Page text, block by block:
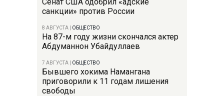
санкции» против России
8 АВГУСТА ОБЩЕСТВО
На 87-м году жизни скончался актер
Абдуманнон Убайдуллаев
7 АВГУСТА ОБЩЕСТВО
Бывшего хокима Намангана
приговорили к 11 годам лишения
свободы